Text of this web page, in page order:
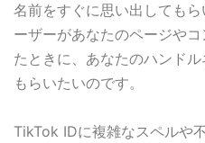
名前をすぐに思い出しても
ーザーがあなたのページや
たときに、あなたのハンド
もらいたいのです。
TikTok IDに複雑なスペルや